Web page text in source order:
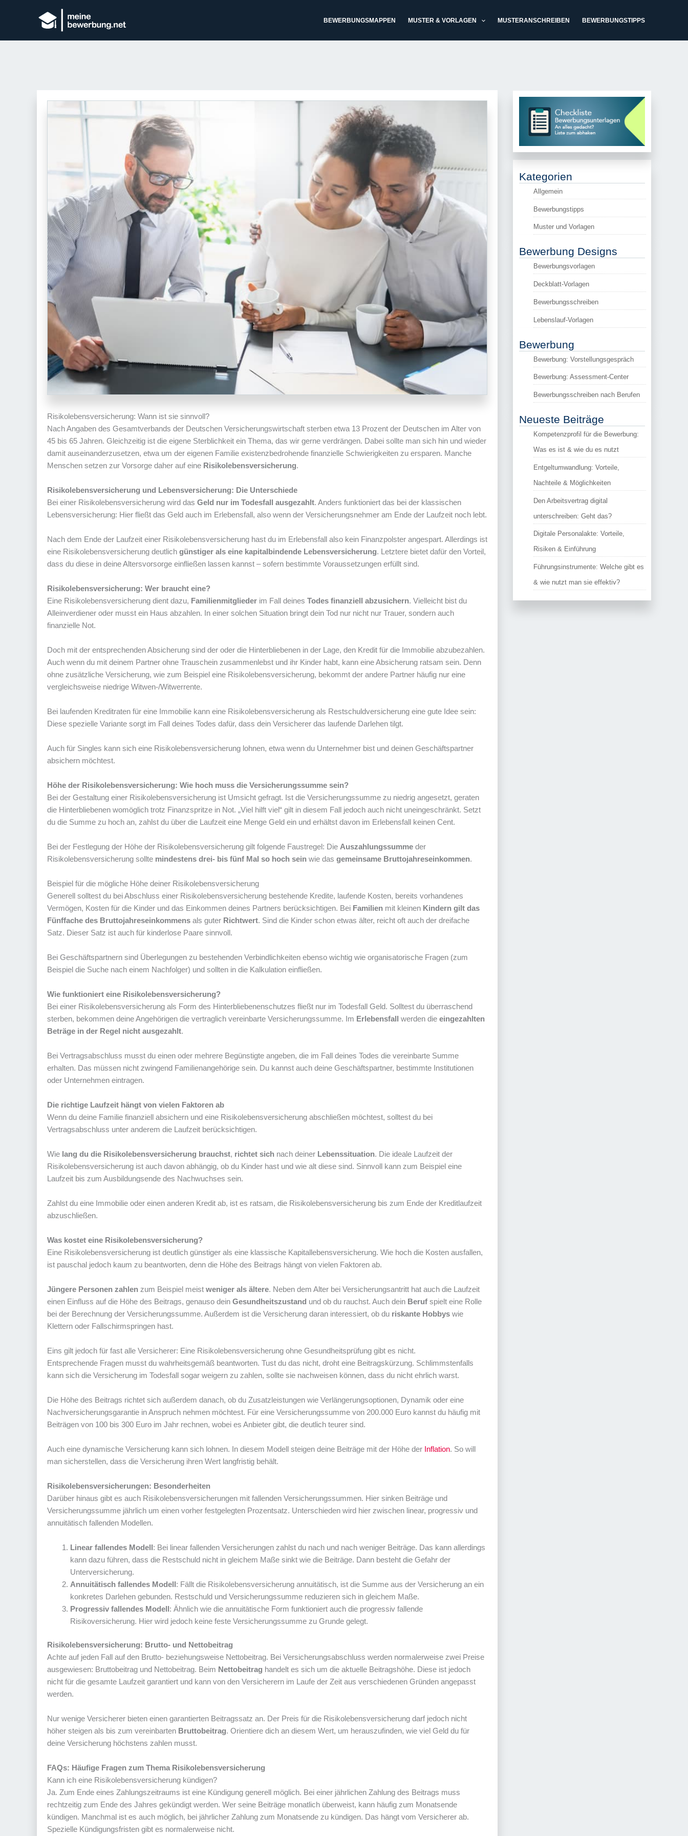
BEWERBUNGSMAPPEN MUSTER & VORLAGEN MUSTERANSCHREIBEN BEWERBUNGSTIPPS
Risikolebensversicherung: Wann ist sie sinnvoll?
Nach Angaben des Gesamtverbands der Deutschen Versicherungswirtschaft sterben etwa 13 Prozent der Deutschen im Alter von
45 bis 65 Jahren. Gleichzeitig ist die eigene Sterblichkeit ein Thema, das wir gerne verdrängen. Dabei sollte man sich hin und wieder
damit auseinanderzusetzen, etwa um der eigenen Familie existenzbedrohende finanzielle Schwierigkeiten zu ersparen. Manche
Menschen setzen zur Vorsorge daher auf eine Risikolebensversicherung.
Risikolebensversicherung und Lebensversicherung: Die Unterschiede
Bei einer Risikolebensversicherung wird das Geld nur im Todesfall ausgezahlt. Anders funktioniert das bei der klassischen
Lebensversicherung: Hier fließt das Geld auch im Erlebensfall, also wenn der Versicherungsnehmer am Ende der Laufzeit noch lebt.
Nach dem Ende der Laufzeit einer Risikolebensversicherung hast du im Erlebensfall also kein Finanzpolster angespart. Allerdings ist
eine Risikolebensversicherung deutlich günstiger als eine kapitalbindende Lebensversicherung. Letztere bietet dafür den Vorteil,
dass du diese in deine Altersvorsorge einfließen lassen kannst – sofern bestimmte Voraussetzungen erfüllt sind.
Risikolebensversicherung: Wer braucht eine?
Eine Risikolebensversicherung dient dazu, Familienmitglieder im Fall deines Todes finanziell abzusichern. Vielleicht bist du
Alleinverdiener oder musst ein Haus abzahlen. In einer solchen Situation bringt dein Tod nur nicht nur Trauer, sondern auch
finanzielle Not.
Doch mit der entsprechenden Absicherung sind der oder die Hinterbliebenen in der Lage, den Kredit für die Immobilie abzubezahlen.
Auch wenn du mit deinem Partner ohne Trauschein zusammenlebst und ihr Kinder habt, kann eine Absicherung ratsam sein. Denn
ohne zusätzliche Versicherung, wie zum Beispiel eine Risikolebensversicherung, bekommt der andere Partner häufig nur eine
vergleichsweise niedrige Witwen-/Witwerrente.
Bei laufenden Kreditraten für eine Immobilie kann eine Risikolebensversicherung als Restschuldversicherung eine gute Idee sein:
Diese spezielle Variante sorgt im Fall deines Todes dafür, dass dein Versicherer das laufende Darlehen tilgt.
Auch für Singles kann sich eine Risikolebensversicherung lohnen, etwa wenn du Unternehmer bist und deinen Geschäftspartner
absichern möchtest.
Höhe der Risikolebensversicherung: Wie hoch muss die Versicherungssumme sein?
Bei der Gestaltung einer Risikolebensversicherung ist Umsicht gefragt. Ist die Versicherungssumme zu niedrig angesetzt, geraten
die Hinterbliebenen womöglich trotz Finanzspritze in Not. „Viel hilft viel“ gilt in diesem Fall jedoch auch nicht uneingeschränkt. Setzt
du die Summe zu hoch an, zahlst du über die Laufzeit eine Menge Geld ein und erhältst davon im Erlebensfall keinen Cent.
Bei der Festlegung der Höhe der Risikolebensversicherung gilt folgende Faustregel: Die Auszahlungssumme der
Risikolebensversicherung sollte mindestens drei- bis fünf Mal so hoch sein wie das gemeinsame Bruttojahreseinkommen.
Beispiel für die mögliche Höhe deiner Risikolebensversicherung
Generell solltest du bei Abschluss einer Risikolebensversicherung bestehende Kredite, laufende Kosten, bereits vorhandenes
Vermögen, Kosten für die Kinder und das Einkommen deines Partners berücksichtigen. Bei Familien mit kleinen Kindern gilt das
Fünffache des Bruttojahreseinkommens als guter Richtwert. Sind die Kinder schon etwas älter, reicht oft auch der dreifache
Satz. Dieser Satz ist auch für kinderlose Paare sinnvoll.
Bei Geschäftspartnern sind Überlegungen zu bestehenden Verbindlichkeiten ebenso wichtig wie organisatorische Fragen (zum
Beispiel die Suche nach einem Nachfolger) und sollten in die Kalkulation einfließen.
Wie funktioniert eine Risikolebensversicherung?
Bei einer Risikolebensversicherung als Form des Hinterbliebenenschutzes fließt nur im Todesfall Geld. Solltest du überraschend
sterben, bekommen deine Angehörigen die vertraglich vereinbarte Versicherungssumme. Im Erlebensfall werden die eingezahlten
Beträge in der Regel nicht ausgezahlt.
Bei Vertragsabschluss musst du einen oder mehrere Begünstigte angeben, die im Fall deines Todes die vereinbarte Summe
erhalten. Das müssen nicht zwingend Familienangehörige sein. Du kannst auch deine Geschäftspartner, bestimmte Institutionen
oder Unternehmen eintragen.
Die richtige Laufzeit hängt von vielen Faktoren ab
Wenn du deine Familie finanziell absichern und eine Risikolebensversicherung abschließen möchtest, solltest du bei
Vertragsabschluss unter anderem die Laufzeit berücksichtigen.
Wie lang du die Risikolebensversicherung brauchst, richtet sich nach deiner Lebenssituation. Die ideale Laufzeit der
Risikolebensversicherung ist auch davon abhängig, ob du Kinder hast und wie alt diese sind. Sinnvoll kann zum Beispiel eine
Laufzeit bis zum Ausbildungsende des Nachwuchses sein.
Zahlst du eine Immobilie oder einen anderen Kredit ab, ist es ratsam, die Risikolebensversicherung bis zum Ende der Kreditlaufzeit
abzuschließen.
Was kostet eine Risikolebensversicherung?
Eine Risikolebensversicherung ist deutlich günstiger als eine klassische Kapitallebensversicherung. Wie hoch die Kosten ausfallen,
ist pauschal jedoch kaum zu beantworten, denn die Höhe des Beitrags hängt von vielen Faktoren ab.
Jüngere Personen zahlen zum Beispiel meist weniger als ältere. Neben dem Alter bei Versicherungsantritt hat auch die Laufzeit
einen Einfluss auf die Höhe des Beitrags, genauso dein Gesundheitszustand und ob du rauchst. Auch dein Beruf spielt eine Rolle
bei der Berechnung der Versicherungssumme. Außerdem ist die Versicherung daran interessiert, ob du riskante Hobbys wie
Klettern oder Fallschirmspringen hast.
Eins gilt jedoch für fast alle Versicherer: Eine Risikolebensversicherung ohne Gesundheitsprüfung gibt es nicht.
Entsprechende Fragen musst du wahrheitsgemäß beantworten. Tust du das nicht, droht eine Beitragskürzung. Schlimmstenfalls
kann sich die Versicherung im Todesfall sogar weigern zu zahlen, sollte sie nachweisen können, dass du nicht ehrlich warst.
Die Höhe des Beitrags richtet sich außerdem danach, ob du Zusatzleistungen wie Verlängerungsoptionen, Dynamik oder eine
Nachversicherungsgarantie in Anspruch nehmen möchtest. Für eine Versicherungssumme von 200.000 Euro kannst du häufig mit
Beiträgen von 100 bis 300 Euro im Jahr rechnen, wobei es Anbieter gibt, die deutlich teurer sind.
Auch eine dynamische Versicherung kann sich lohnen. In diesem Modell steigen deine Beiträge mit der Höhe der Inflation. So will
man sicherstellen, dass die Versicherung ihren Wert langfristig behält.
Risikolebensversicherungen: Besonderheiten
Darüber hinaus gibt es auch Risikolebensversicherungen mit fallenden Versicherungssummen. Hier sinken Beiträge und
Versicherungssumme jährlich um einen vorher festgelegten Prozentsatz. Unterschieden wird hier zwischen linear, progressiv und
annuitätisch fallenden Modellen.
Linear fallendes Modell: Bei linear fallenden Versicherungen zahlst du nach und nach weniger Beiträge. Das kann allerdings
kann dazu führen, dass die Restschuld nicht in gleichem Maße sinkt wie die Beiträge. Dann besteht die Gefahr der
Unterversicherung.
Annuitätisch fallendes Modell: Fällt die Risikolebensversicherung annuitätisch, ist die Summe aus der Versicherung an ein
konkretes Darlehen gebunden. Restschuld und Versicherungssumme reduzieren sich in gleichem Maße.
Progressiv fallendes Modell: Ähnlich wie die annuitätische Form funktioniert auch die progressiv fallende
Risikoversicherung. Hier wird jedoch keine feste Versicherungssumme zu Grunde gelegt.
Risikolebensversicherung: Brutto- und Nettobeitrag
Achte auf jeden Fall auf den Brutto- beziehungsweise Nettobeitrag. Bei Versicherungsabschluss werden normalerweise zwei Preise
ausgewiesen: Bruttobeitrag und Nettobeitrag. Beim Nettobeitrag handelt es sich um die aktuelle Beitragshöhe. Diese ist jedoch
nicht für die gesamte Laufzeit garantiert und kann von den Versicherern im Laufe der Zeit aus verschiedenen Gründen angepasst
werden.
Nur wenige Versicherer bieten einen garantierten Beitragssatz an. Der Preis für die Risikolebensversicherung darf jedoch nicht
höher steigen als bis zum vereinbarten Bruttobeitrag. Orientiere dich an diesem Wert, um herauszufinden, wie viel Geld du für
deine Versicherung höchstens zahlen musst.
FAQs: Häufige Fragen zum Thema Risikolebensversicherung
Kann ich eine Risikolebensversicherung kündigen?
Ja. Zum Ende eines Zahlungszeitraums ist eine Kündigung generell möglich. Bei einer jährlichen Zahlung des Beitrags muss
rechtzeitig zum Ende des Jahres gekündigt werden. Wer seine Beiträge monatlich überweist, kann häufig zum Monatsende
kündigen. Manchmal ist es auch möglich, bei jährlicher Zahlung zum Monatsende zu kündigen. Das hängt vom Versicherer ab.
Spezielle Kündigungsfristen gibt es normalerweise nicht.
Kategorien
Allgemein
Bewerbungstipps
Muster und Vorlagen
Bewerbung Designs
Bewerbungsvorlagen
Deckblatt-Vorlagen
Bewerbungsschreiben
Lebenslauf-Vorlagen
Bewerbung
Bewerbung: Vorstellungsgespräch
Bewerbung: Assessment-Center
Bewerbungsschreiben nach Berufen
Neueste Beiträge
Kompetenzprofil für die Bewerbung:
Was es ist & wie du es nutzt
Entgeltumwandlung: Vorteile,
Nachteile & Möglichkeiten
Den Arbeitsvertrag digital
unterschreiben: Geht das?
Digitale Personalakte: Vorteile,
Risiken & Einführung
Führungsinstrumente: Welche gibt es
& wie nutzt man sie effektiv?